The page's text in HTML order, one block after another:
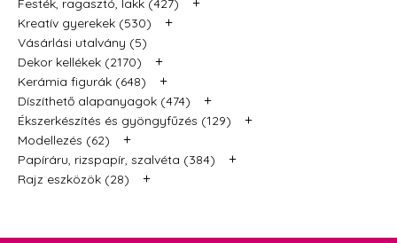
Festék, ragasztó, lakk (427)
Kreatív gyerekek (530) +
Vásárlási utalvány (5)
Dekor kellékek (2170)
+
Kerámia figurák (648) +
Díszíthető alapanyagok (474) +
Ékszerkészítés és gyöngyfűzés (129) +
Modellezés (62) +
Papíráru, rizspapír, szalvéta (384) +
Rajz eszközök (28) +